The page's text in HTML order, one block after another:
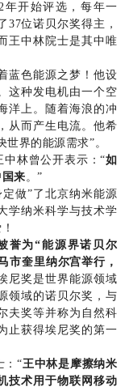
年开始评选，每年一
37位诺贝尔奖得主，
王中林院士是其中唯
蓝色能源之梦！他设
这种发电机由一个空
洋上。随着海浪的冲
从而产生电流。他希
界的能源需求”。
中林曾公开表示：“如
来。”
做”了北京纳米能源
学纳米科学与技术学
誉为“能源界诺贝尔
市奎里纳尔宫举行 ，
尼奖是世界能源领域
领域的诺贝尔奖，与
夫奖等并称为自然科
止获得埃尼奖的第一
：“王中林是摩擦纳米
技术用于物联网移动